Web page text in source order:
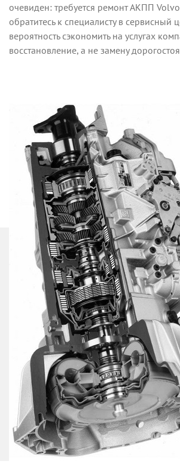
очевиден: требуется ремонт АКПП
обратитесь к специалисту в сервисный
вероятность сэкономить на услугах
восстановление, а не замену